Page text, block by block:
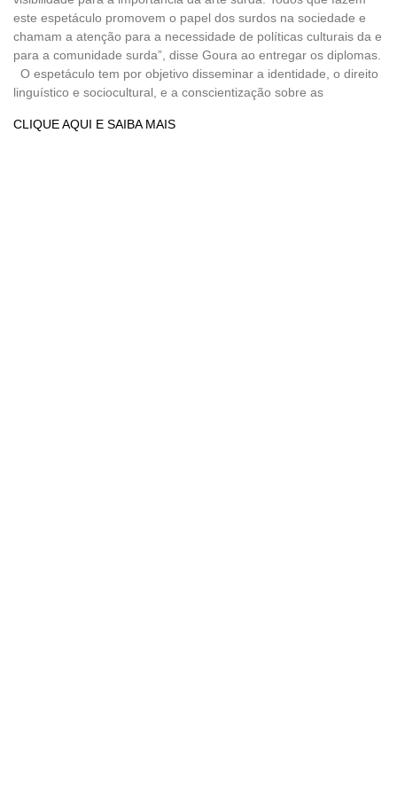
este espetáculo promovem o papel dos surdos na sociedade e
chamam a atenção para a necessidade de políticas culturais da e
para a comunidade surda”, disse Goura ao entregar os diplomas.
O espetáculo tem por objetivo disseminar a identidade, o direito
linguístico e sociocultural, e a conscientização sobre as
CLIQUE AQUI E SAIBA MAIS